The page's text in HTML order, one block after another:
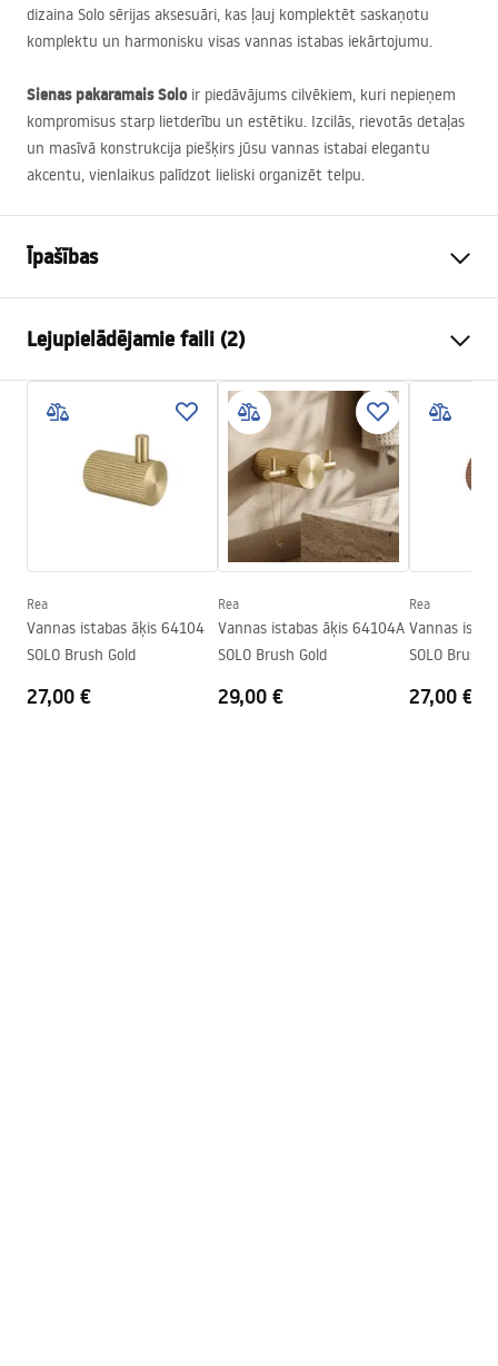
dizaina Solo sērijas aksesuāri, kas ļauj komplektēt saskaņotu
komplektu un harmonisku visas vannas istabas iekārtojumu.
Sienas pakaramais Soloir piedāvājums cilvēkiem, kuri nepieņem
kompromisus starp lietderību un estētiku. Izcilās, rievotās detaļas
un masīvā konstrukcija piešķirs jūsu vannas istabai elegantu
akcentu, vienlaikus palīdzot lieliski organizēt telpu.
Īpašības
Materiāls
Uzstādīšanas veids
Pieskrūvējams
Platums
600mm
Augstums
65 mm
Solo
24 mēneši
Lejupielādējamie faili (2)
Garantijas noteikumi
Warranty_Terms_and_Conditions_Accessories_-_24.pdf
Drošības informācija
Safety_Information_Accessories.pdf
Rea
Vannas istabas āķis 64104
SOLO Brush Gold
27,00 €
Rea
Vannas istabas āķis 64104A
SOLO Brush Gold
29,00 €
Rea
Vannas istabas
SOLO Brush
27,00 €